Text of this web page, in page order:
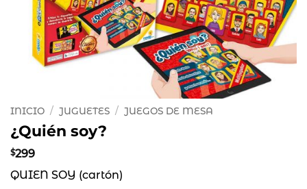
INICIO / JUGUETES / JUEGOS DE MESA
¿Quién soy?
$299
QUIEN SOY (cartón)